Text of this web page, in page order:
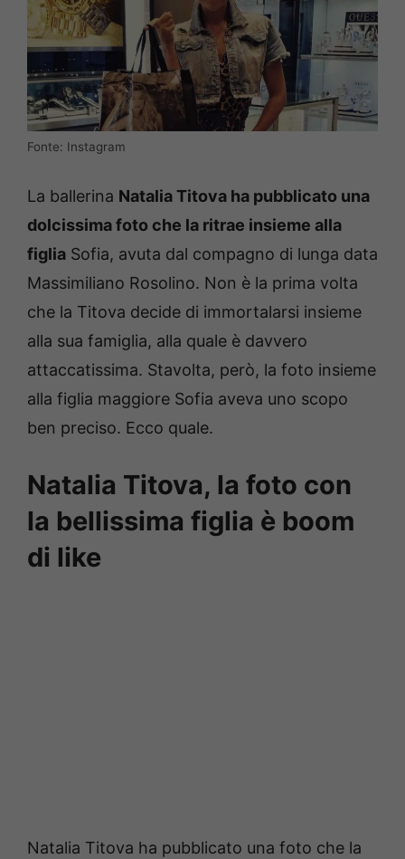
Fonte: Instagram
La ballerina Natalia Titova ha pubblicato una
dolcissima foto che la ritrae insieme alla
figlia Sofia, avuta dal compagno di lunga data
Massimiliano Rosolino. Non è la prima volta
che la Titova decide di immortalarsi insieme
alla sua famiglia, alla quale è davvero
attaccatissima. Stavolta, però, la foto insieme
alla figlia maggiore Sofia aveva uno scopo
ben preciso. Ecco quale.
Natalia Titova, la foto con
la bellissima figlia è boom
di like
Natalia Titova ha pubblicato una foto che la